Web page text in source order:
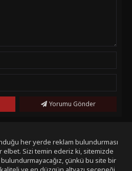
Yorumu Gönder
her yerde reklam bulundurması
elbet. Sizi temin ederiz ki, sitemizde
çünkü bu site bir